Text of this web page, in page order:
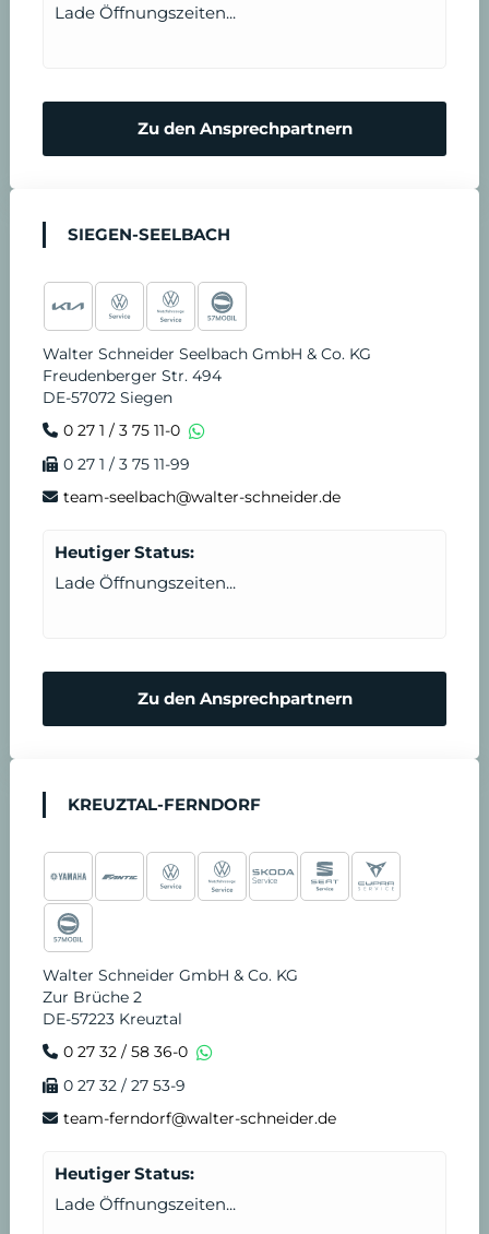
Lade Öffnungszeiten...
Zu den Ansprechpartnern
SIEGEN-SEELBACH
Walter Schneider Seelbach GmbH & Co. KG
Freudenberger Str. 494
DE-57072 Siegen
0 27 1 / 3 75 11-0
0 27 1 / 3 75 11-99
team-seelbach@walter-schneider.de
Heutiger Status:
Lade Öffnungszeiten...
Zu den Ansprechpartnern
KREUZTAL-FERNDORF
Walter Schneider GmbH & Co. KG
Zur Brüche 2
DE-57223 Kreuztal
0 27 32 / 58 36-0
0 27 32 / 27 53-9
team-ferndorf@walter-schneider.de
Heutiger Status:
Lade Öffnungszeiten...